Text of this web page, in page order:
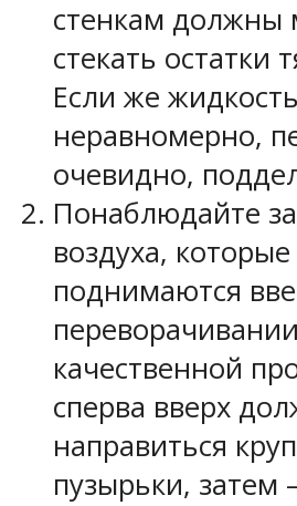
стенкам должны
стекать остатки
Если же
неравномерно,
очевидно,
Понаблюдайте
воздуха, которые
поднимаются
качественной
сперва вверх
направиться
пузырьки, затем